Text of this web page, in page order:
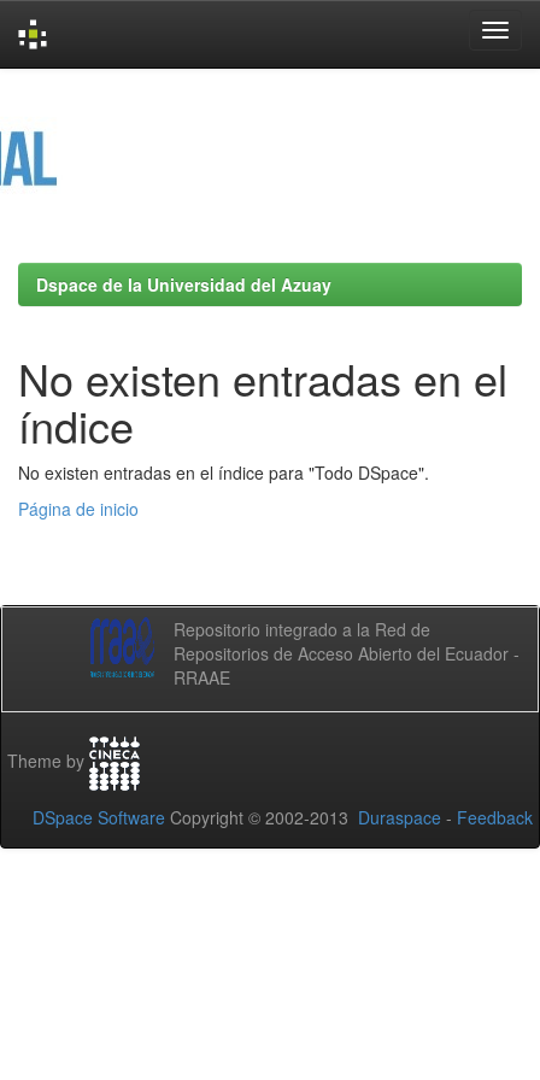
Dspace de la Universidad del Azuay
No existen entradas en el
índice
No existen entradas en el índice para "Todo DSpace".
Página de inicio
Repositorio integrado a la Red de
Repositorios de Acceso Abierto del Ecuador -
RRAAE
Theme by
DSpace Software Copyright © 2002-2013 Duraspace - Feedback